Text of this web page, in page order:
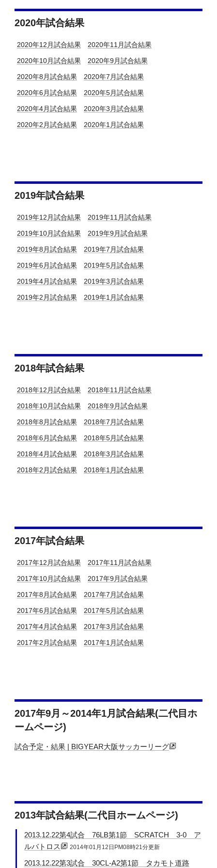
2020年試合結果
2020年12月試合結果 2020年11月試合結果
2020年10月試合結果 2020年9月試合結果
2020年8月試合結果 2020年7月試合結果
2020年6月試合結果 2020年5月試合結果
2020年4月試合結果 2020年3月試合結果
2020年2月試合結果 2020年1月試合結果
2019年試合結果
2019年12月試合結果 2019年11月試合結果
2019年10月試合結果 2019年9月試合結果
2019年8月試合結果 2019年7月試合結果
2019年6月試合結果 2019年5月試合結果
2019年4月試合結果 2019年3月試合結果
2019年2月試合結果 2019年1月試合結果
2018年試合結果
2018年12月試合結果 2018年11月試合結果
2018年10月試合結果 2018年9月試合結果
2018年8月試合結果 2018年7月試合結果
2018年6月試合結果 2018年5月試合結果
2018年4月試合結果 2018年3月試合結果
2018年2月試合結果 2018年1月試合結果
2017年試合結果
2017年12月試合結果 2017年11月試合結果
2017年10月試合結果 2017年9月試合結果
2017年8月試合結果 2017年7月試合結果
2017年6月試合結果 2017年5月試合結果
2017年4月試合結果 2017年3月試合結果
2017年2月試合結果 2017年1月試合結果
2017年9月～2014年1月試合結果(二代目ホ
ームページ)
試合予定・結果 | BIGYEAR大阪サッカーリーグ
2013年試合結果(二代目ホームページ)
2013.12.22第4試合 76LB第1節 SCRATCH 3-0 ア
ルバトロス
2014年01月12日PM08時21分更新
2013.12.22第3試合 30CL-A2第1節 タカモト道路